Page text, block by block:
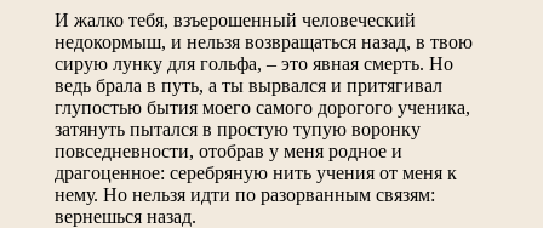
И жалко тебя, взъерошенный человеческий
недокормыш, и нельзя возвращаться назад, в твою
сирую лунку для гольфа, – это явная смерть. Но
ведь брала в путь, а ты вырвался и притягивал
глупостью бытия моего самого дорогого ученика,
затянуть пытался в простую тупую воронку
повседневности, отобрав у меня родное и
драгоценное: серебряную нить учения от меня к
нему. Но нельзя идти по разорванным связям:
вернешься назад.